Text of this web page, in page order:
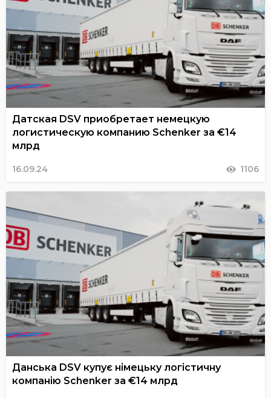
Датская DSV приобретает немецкую
логистическую компанию Schenker за €14
млрд
16.09.24 1106
Данська DSV купує німецьку логістичну
компанію Schenker за €14 млрд